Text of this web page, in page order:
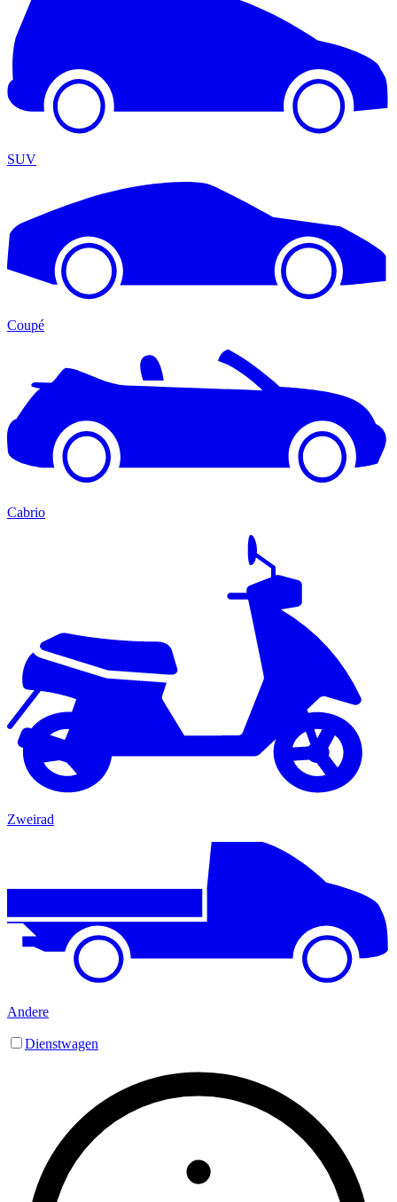
SUV
Coupé
Cabrio
Zweirad
Andere
Dienstwagen